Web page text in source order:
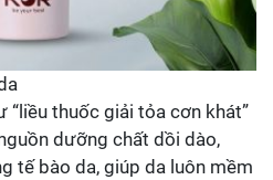
“liều thuốc giải tỏa cơn khát”
dưỡng chất dồi dào,
tế bào da, giúp da luôn mềm